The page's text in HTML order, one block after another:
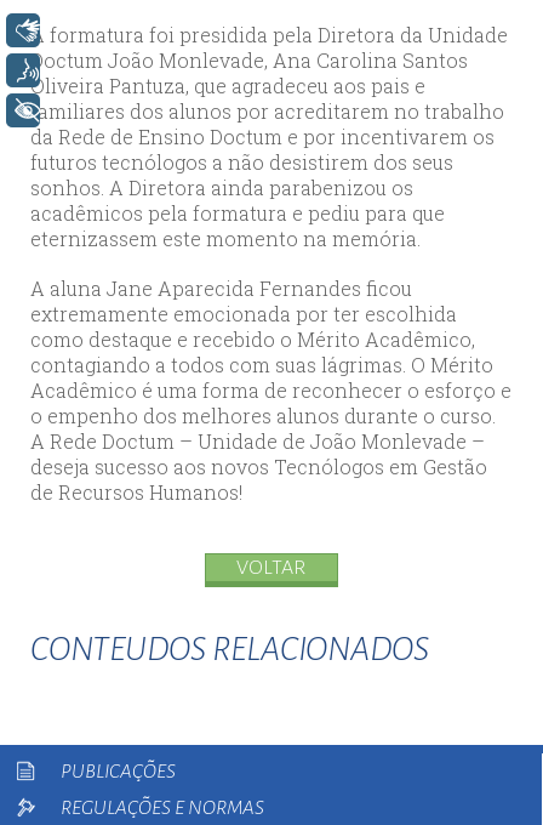
A formatura foi presidida pela Diretora da Unidade
Doctum João Monlevade, Ana Carolina Santos
Oliveira Pantuza, que agradeceu aos pais e
familiares dos alunos por acreditarem no trabalho
da Rede de Ensino Doctum e por incentivarem os
futuros tecnólogos a não desistirem dos seus
sonhos. A Diretora ainda parabenizou os
acadêmicos pela formatura e pediu para que
eternizassem este momento na memória.
A aluna Jane Aparecida Fernandes ficou
extremamente emocionada por ter escolhida
como destaque e recebido o Mérito Acadêmico,
contagiando a todos com suas lágrimas. O Mérito
Acadêmico é uma forma de reconhecer o esforço e
o empenho dos melhores alunos durante o curso.
A Rede Doctum – Unidade de João Monlevade –
deseja sucesso aos novos Tecnólogos em Gestão
de Recursos Humanos!
VOLTAR
CONTEUDOS RELACIONADOS
PUBLICAÇÕES
REGULAÇÕES E NORMAS
Libras
Voz
+ Acessibilidade